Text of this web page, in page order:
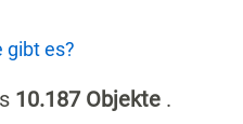
gibt es?
10.187 Objekte .